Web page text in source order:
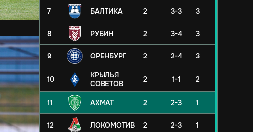
7 БАЛТИКА 2 3-3 3
8 РУБИН 2 3-4 3
9 ОРЕНБУРГ 2 2-4 3
10
КРЫЛЬЯ
СОВЕТОВ
2 1-1 2
11 АХМАТ 2 2-3 1
12 ЛОКОМОТИВ 2 2-3 1